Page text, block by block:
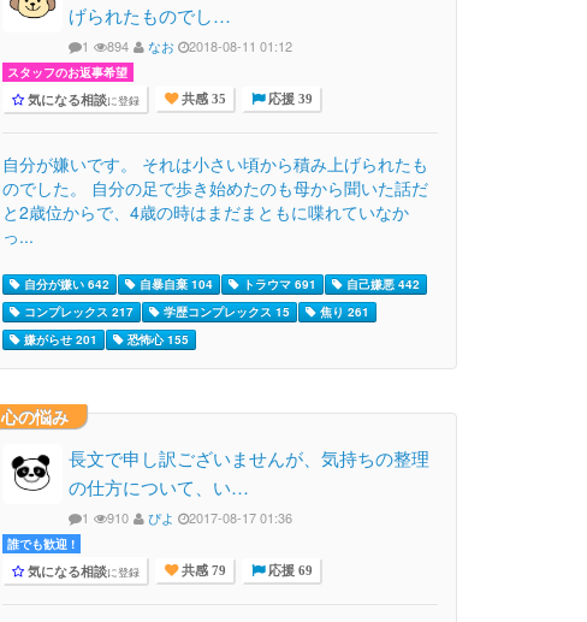
げられたものでし…
1 894 なお 2018-08-11 01:12
スタッフのお返事希望
気になる相談に登録 共感 35 応援 39
自分が嫌いです。 それは小さい頃から積み上げられたも
のでした。 自分の足で歩き始めたのも母から聞いた話だ
と2歳位からで、4歳の時はまだまともに喋れていなか
っ...
自分が嫌い 642 自暴自棄 104 トラウマ 691
自己嫌悪 442
コンプレックス 217
学歴コンプレックス 15
焦り 261
嫌がらせ 201
恐怖心 155
心の悩み
長文で申し訳ございませんが、気持ちの整理
の仕方について、い…
1 910 ぴよ 2017-08-17 01:36
誰でも歓迎 !
気になる相談に登録 共感 79 応援 69